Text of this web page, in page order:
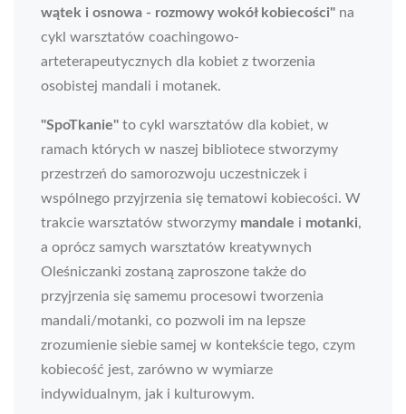
wątek i osnowa - rozmowy wokół kobiecości" na
cykl warsztatów coachingowo-
arteterapeutycznych dla kobiet z tworzenia
osobistej mandali i motanek.
"SpoTkanie" to cykl warsztatów dla kobiet, w
ramach których w naszej bibliotece stworzymy
przestrzeń do samorozwoju uczestniczek i
wspólnego przyjrzenia się tematowi kobiecości. W
trakcie warsztatów stworzymy mandale i motanki,
a oprócz samych warsztatów kreatywnych
Oleśniczanki zostaną zaproszone także do
przyjrzenia się samemu procesowi tworzenia
mandali/motanki, co pozwoli im na lepsze
zrozumienie siebie samej w kontekście tego, czym
kobiecość jest, zarówno w wymiarze
indywidualnym, jak i kulturowym.